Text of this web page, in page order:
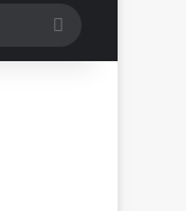
Search